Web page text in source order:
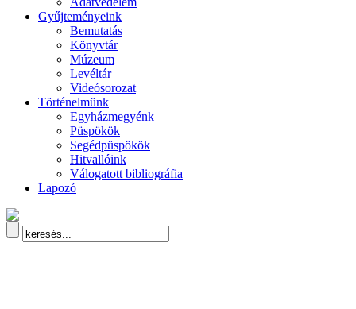
Gyűjteményeink
Bemutatás
Könyvtár
Múzeum
Levéltár
Videósorozat
Történelmünk
Egyházmegyénk
Püspökök
Segédpüspökök
Hitvallóink
Válogatott bibliográfia
Lapozó